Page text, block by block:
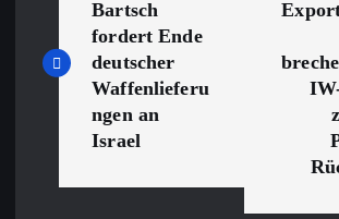
i
Bartsch
fordert Ende
deutscher
Waffenlieferu
ngen an
Israel